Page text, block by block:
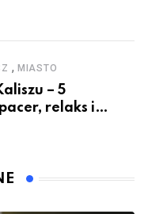
, MIASTO
– 5
relaks i